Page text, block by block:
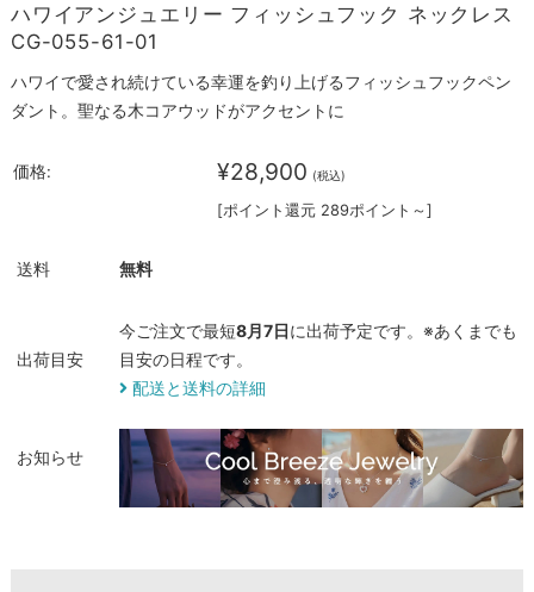
ハワイアンジュエリー フィッシュフック ネックレス
CG-055-61-01
ハワイで愛され続けている幸運を釣り上げるフィッシュフックペン
ダント。聖なる木コアウッドがアクセントに
価格: ¥28,900 (税込)
[ポイント還元 289ポイント～]
送料 無料
出荷目安
今ご注文で最短8月7日に出荷予定です。※あくまでも
目安の日程です。
配送と送料の詳細
お知らせ